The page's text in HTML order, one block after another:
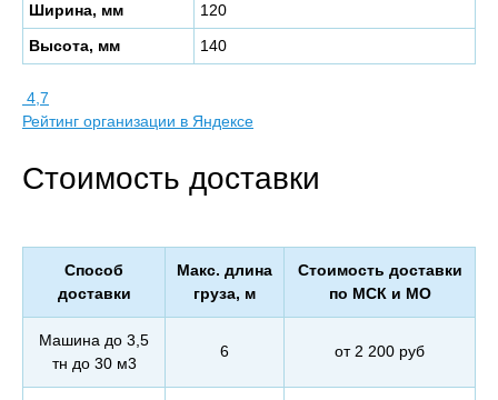
Ширина, мм
120
Высота, мм
140
4,7
Рейтинг организации в Яндексе
Стоимость доставки
Способ
доставки
Макс. длина
груза, м
Стоимость доставки
по МСК и МО
Машина до 3,5
тн до 30 м3
6 от 2 200 руб